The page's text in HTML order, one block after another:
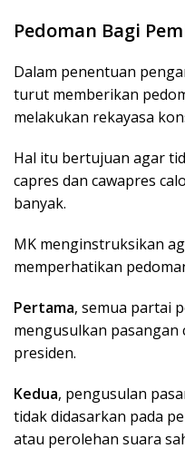
Pedoman Bagi
Dalam penentuan
turut memberikan
melakukan rekayasa
Hal itu bertujuan agar
capres dan cawapres
banyak.
MK menginstruksikan
memperhatikan
Pertama, semua partai
mengusulkan pasangan
presiden.
Kedua, pengusulan
tidak didasarkan pada
atau perolehan suara